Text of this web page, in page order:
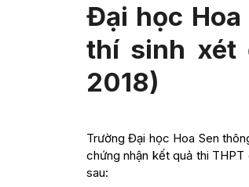
Đại học
thí sinh xét
2018)
Trường Đại học Hoa Sen
chứng nhận kết quả thi
sau: